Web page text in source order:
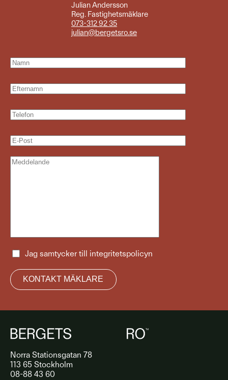
Julian Andersson
Reg. Fastighetsmäklare
073-312 92 35
julian@bergetsro.se
Jag samtycker till integritetspolicyn
Norra Stationsgatan 78
113 65 Stockholm
08-88 43 60